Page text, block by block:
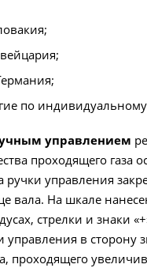
по индивидуальному
управлением
проходящего газа
ручки управления
вала. На шкале
стрелки и знаки
управления в сторону
проходящего